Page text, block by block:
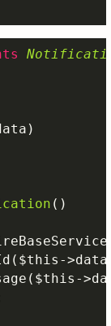
)
()
$this -
$this -